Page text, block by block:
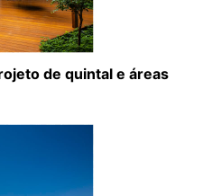
de quintal e áreas